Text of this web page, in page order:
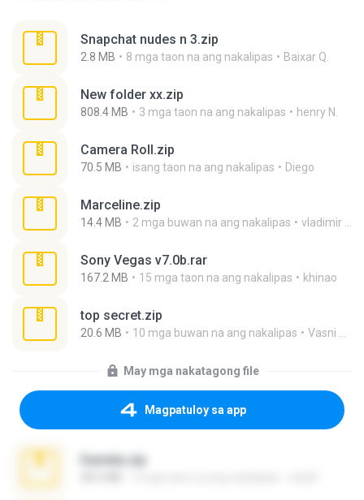
Snapchat nudes n 3.zip
2.8 MB 8 mga taon na ang nakalipas Baixar Q.
New folder xx.zip
808.4 MB 3 mga taon na ang nakalipas henry N.
Camera Roll.zip
70.5 MB isang taon na ang nakalipas Diego
Marceline.zip
14.4 MB 2 mga buwan na ang nakalipas vladimir M.
Sony Vegas v7.0b.rar
167.2 MB 15 mga taon na ang nakalipas khinao
top secret.zip
20.6 MB 10 mga buwan na ang nakalipas Vasni Vhuo
May mga nakatagong file
Magpatuloy sa app
Daniela.zip